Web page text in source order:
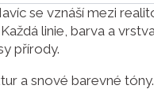
se vznáší mezi
linie, barva a
přírody.
a snové barevné